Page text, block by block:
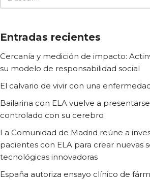
Entradas recientes
Cercanía y medición de impacto:
su modelo de responsabilidad social
El calvario de vivir con una
Bailarina con ELA vuelve a
controlado con su cerebro
La Comunidad de Madrid reúne a
pacientes con ELA para crear nuevas
tecnológicas innovadoras
España autoriza ensayo clínico de